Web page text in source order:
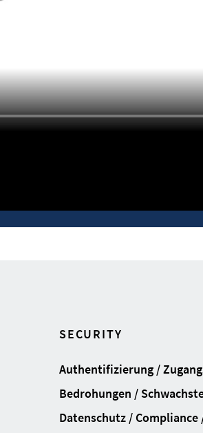
SECURITY
Authentifizierung /
Bedrohungen /
Datenschutz /